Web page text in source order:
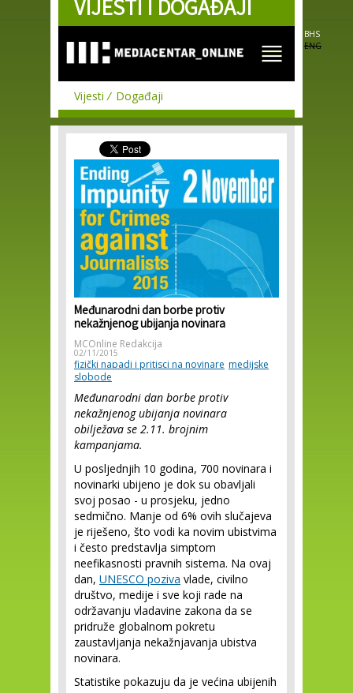
Skip to
main
VIJESTI I DOGAĐAJI
BHS
ENG
Vijesti Događaji
Međunarodni dan borbe protiv
nekažnjenog ubijanja novinara
MCOnline Redakcija
02/11/2015
fizički napadi i pritisci na novinare medijske
slobode
Međunarodni dan borbe protiv
nekažnjenog ubijanja novinara
obilježava se 2.11. brojnim
kampanjama.
U posljednjih 10 godina, 700 novinara i
novinarki ubijeno je dok su obavljali
svoj posao - u prosjeku, jedno
sedmično. Manje od 6% ovih slučajeva
je riješeno, što vodi ka novim ubistvima
i često predstavlja simptom
neefikasnosti pravnih sistema. Na ovaj
dan, UNESCO poziva vlade, civilno
društvo, medije i sve koji rade na
održavanju vladavine zakona da se
pridruže globalnom pokretu
zaustavljanja nekažnjavanja ubistva
novinara.
Statistike pokazuju da je većina ubijenih